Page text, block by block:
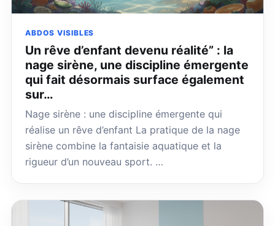
ABDOS VISIBLES
Un rêve d’enfant devenu réalité” : la
nage sirène, une discipline émergente
qui fait désormais surface également
sur…
Nage sirène : une discipline émergente qui
réalise un rêve d’enfant La pratique de la nage
sirène combine la fantaisie aquatique et la
rigueur d’un nouveau sport. …